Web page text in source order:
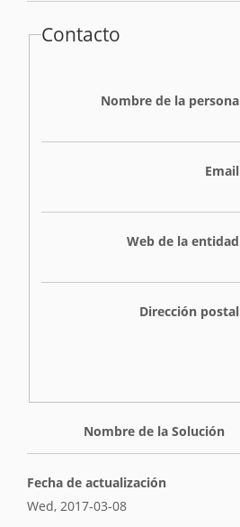
Contacto
Nombre de la persona
Email
Web de la entidad
Dirección postal
Nombre de la Solución
Fecha de actualización
Wed, 2017-03-08